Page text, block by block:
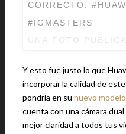
CORRECTO.
#IGMASTERS
Y esto fue justo lo que
incorporar la calidad de
pondría en su nuevo
cuenta con una cámara
mejor claridad a todos tus